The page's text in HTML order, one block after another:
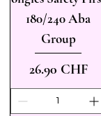
180/240 Aba
Group
Prix
26.90 CHF